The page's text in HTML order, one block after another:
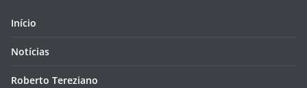
Início
Notícias
Roberto Tereziano